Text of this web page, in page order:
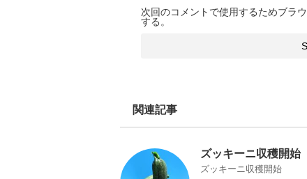
次回のコメントで使用するためブラ
する。
関連記事
ズッキーニ収穫開始
ズッキーニ収穫開始